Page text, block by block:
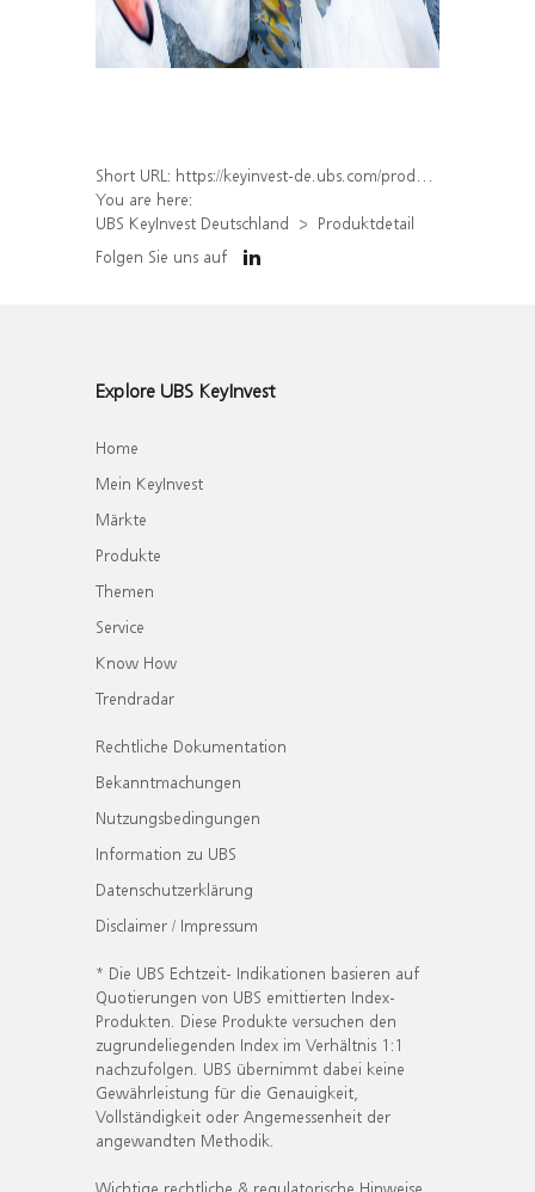
Short URL: https://keyinvest-de.ubs.com/produkt/detail/index/isin/DE000WA7V5S7
You are here:
UBS KeyInvest Deutschland
Produktdetail
Folgen Sie uns auf
Explore UBS KeyInvest
Home
Mein KeyInvest
Märkte
Produkte
Themen
Service
Know How
Trendradar
Rechtliche Dokumentation
Bekanntmachungen
Nutzungsbedingungen
Information zu UBS
Datenschutzerklärung
Disclaimer / Impressum
* Die UBS Echtzeit- Indikationen basieren auf
Quotierungen von UBS emittierten Index-
Produkten. Diese Produkte versuchen den
zugrundeliegenden Index im Verhältnis 1:1
nachzufolgen. UBS übernimmt dabei keine
Gewährleistung für die Genauigkeit,
Vollständigkeit oder Angemessenheit der
angewandten Methodik.